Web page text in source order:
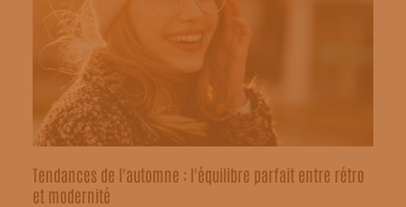
Tendances de l'automne : l'équilibre parfait entre rétro
et modernité